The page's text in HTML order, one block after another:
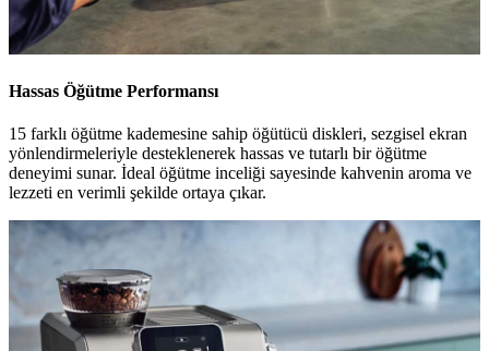
Hassas Öğütme Performansı
15 farklı öğütme kademesine sahip öğütücü diskleri, sezgisel ekran
yönlendirmeleriyle desteklenerek hassas ve tutarlı bir öğütme
deneyimi sunar. İdeal öğütme inceliği sayesinde kahvenin aroma ve
lezzeti en verimli şekilde ortaya çıkar.